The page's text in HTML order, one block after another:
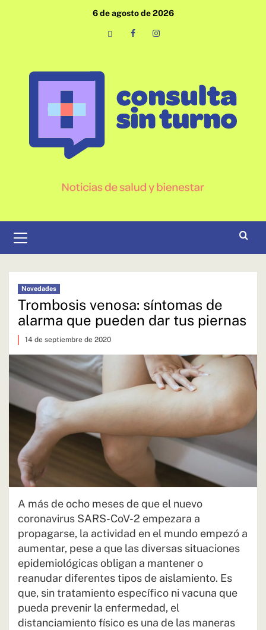
6 de agosto de 2026
primario
Novedades
Trombosis venosa: síntomas de
alarma que pueden dar tus piernas
14 de septiembre de 2020
A más de ocho meses de que el nuevo
coronavirus SARS-CoV-2 empezara a
propagarse, la actividad en el mundo empezó a
aumentar, pese a que las diversas situaciones
epidemiológicas obligan a mantener o
reanudar diferentes tipos de aislamiento. Es
que, sin tratamiento específico ni vacuna que
pueda prevenir la enfermedad, el
distanciamiento físico es una de las maneras